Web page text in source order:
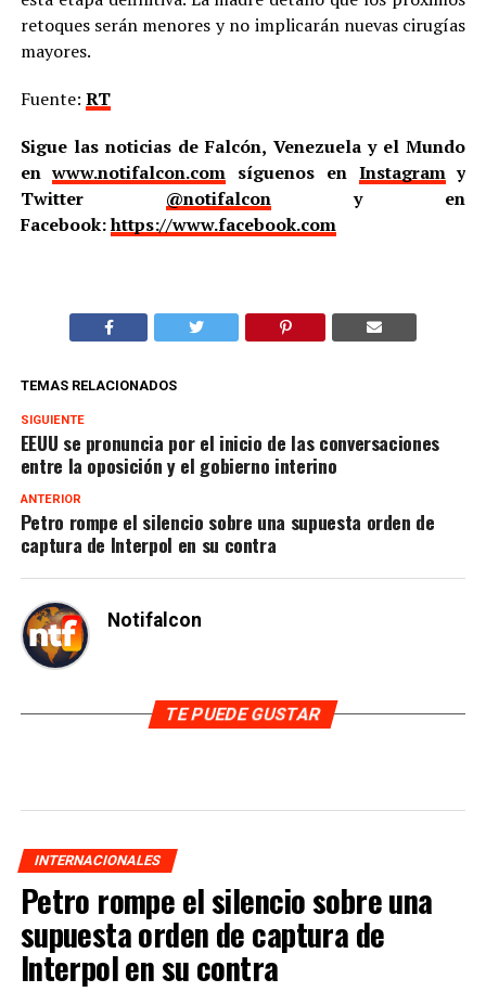
retoques serán menores y no implicarán nuevas cirugías
mayores.
Fuente: RT
Sigue las noticias de Falcón, Venezuela y el Mundo
enwww.notifalcon.com síguenos en Instagramy
Twitter @notifalcony en
Facebook:https://www.facebook.com
TEMAS RELACIONADOS
SIGUIENTE
EEUU se pronuncia por el inicio de las conversaciones
entre la oposición y el gobierno interino
ANTERIOR
Petro rompe el silencio sobre una supuesta orden de
captura de Interpol en su contra
Notifalcon
TE PUEDE GUSTAR
INTERNACIONALES
Petro rompe el silencio sobre una
supuesta orden de captura de
Interpol en su contra